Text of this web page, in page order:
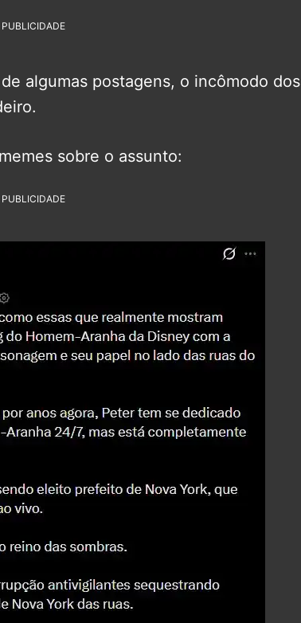
PUBLICIDADE
algumas postagens, o incômodo dos
sobre o assunto:
PUBLICIDADE